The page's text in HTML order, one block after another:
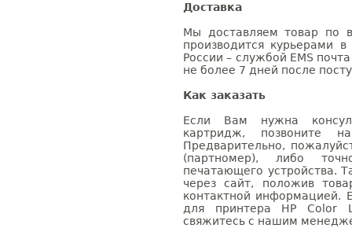
Доставка
Мы доставляем товар по
производится курьерами
России – службой EMS
не более 7 дней после
Как заказать
Если Вам нужна
картридж, позвоните
Предварительно,
(партномер), либо
печатающего устройства.
через сайт, положив
контактной информацией.
для принтера HP Color
свяжитесь с нашим